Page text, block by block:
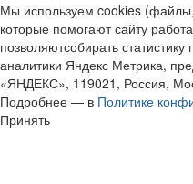
Мы используем cookies
которые помогают сайту
позволяютсобирать
аналитики Яндекс Метрика,
«ЯНДЕКС», 119021, Россия,
Подробнее — в Политике
Принять